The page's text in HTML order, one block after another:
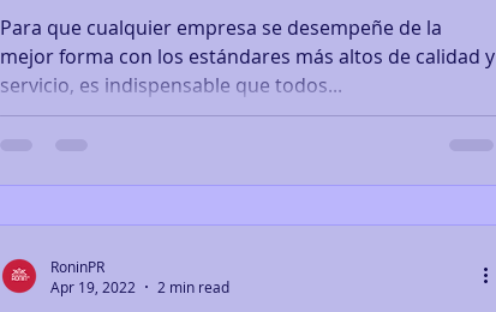
Para que cualquier empresa se desempeñe de la
mejor forma con los estándares más altos de calidad y
servicio, es indispensable que todos...
RoninPR
Apr 19, 2022
2 min read